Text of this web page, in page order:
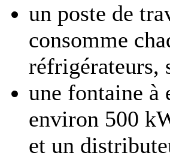
un poste de
consomme
réfrigérateurs,
une fontaine à
environ 500
et un